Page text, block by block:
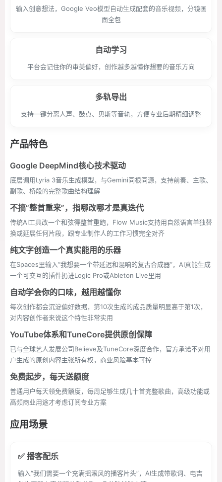
输入创意想法，Google Veo模型自动生成配套的音乐视频，分镜画
面全包
自动学习
平台会记住你的审美偏好，创作越多越懂你想要的音乐方向
多轨导出
支持一键分离人声、鼓点、贝斯等音轨，方便专业后期精细调整
产品特色
Google DeepMind核心技术驱动
底层调用Lyria 3音乐生成模型，与Gemini同根同源，支持前奏、主歌、
副歌、桥段的完整歌曲结构理解
不搞“整首重来”，指哪改哪才是真迭代
传统AI工具改一个和弦得整首重跑，Flow Music支持用自然语言单独替
换或延展任何片段，跟专业制作人的工作习惯完全对齐
纯文字创造一个真实能用的乐器
在Spaces里输入“我想要一个带延迟和混响的复古合成器”，AI真能生成
一个可交互的插件扔进Logic Pro或Ableton Live里用
自动学会你的口味，越用越懂你
每次创作都会沉淀偏好数据，第10次生成的成品质量明显高于第1次，
对内容创作者来说这个特性非常实用
YouTube体系和TuneCore提供原创保障
已与全球艺人发展公司Believe及TuneCore深度合作，官方承诺不对用
户生成的原创内容主张所有权，商业风险基本可控
免费起步，每天送额度
普通用户每天领免费额度，每周足够生成几十首完整歌曲，高级功能或
高频商业用途才考虑订阅专业方案
应用场景
✅ 播客配乐
输入“我们需要一个充满摇滚风的播客片头”，AI生成带歌词、电吉